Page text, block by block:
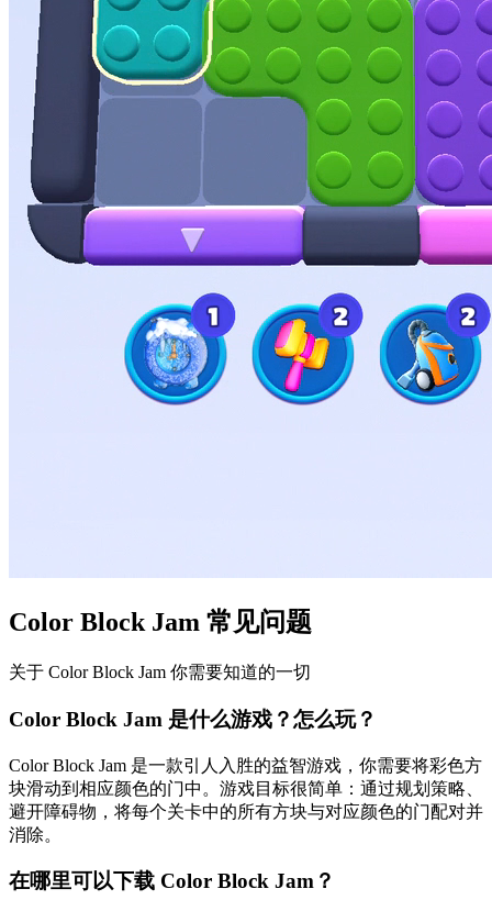
Color Block Jam 常见问题
关于 Color Block Jam 你需要知道的一切
Color Block Jam 是什么游戏？怎么玩？
Color Block Jam 是一款引人入胜的益智游戏，你需要将彩色方
块滑动到相应颜色的门中。游戏目标很简单：通过规划策略、
避开障碍物，将每个关卡中的所有方块与对应颜色的门配对并
消除。
在哪里可以下载 Color Block Jam？